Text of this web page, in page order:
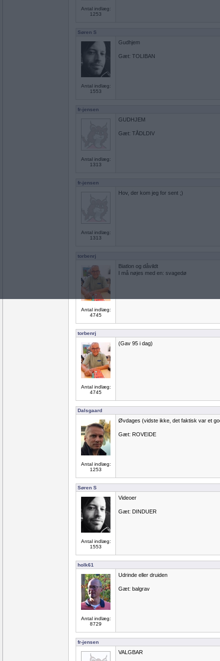
Antal indlæg:
1253
Søren S
Antal indlæg:
1553
Gudhjem
Gæt: TOLIBAN
fr-jensen
Antal indlæg:
1313
GUDHJEM
Gæt: TÅDLDIV
fr-jensen
Antal indlæg:
1313
Hov, der kom jeg for sent ;)
torbenrj
Antal indlæg:
4745
Biatlon og dåvildt
I må nøjes med en: svagedø
torbenrj
Antal indlæg:
4745
(Gav 95 i dag)
Dalsgaard
Antal indlæg:
1253
Øvdages (vidste ikke, det faktisk var et
Gæt: ROVEIDE
Søren S
Antal indlæg:
1553
Videoer
Gæt: DINDUER
holk61
Antal indlæg:
8729
Udrinde eller druiden
Gæt: balgrav
fr-jensen
VALGBAR